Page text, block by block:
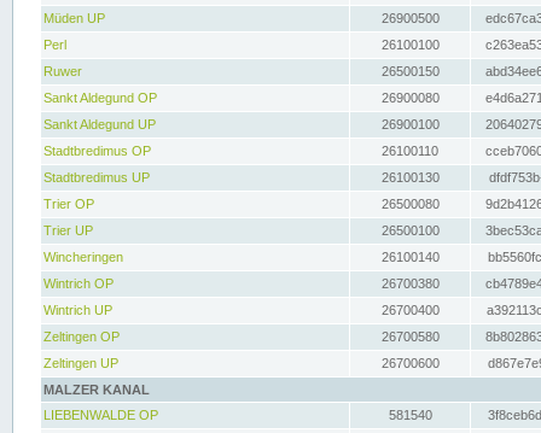
Müden UP
26900500
Perl
26100100
Ruwer
26500150
Sankt Aldegund OP
26900080
Sankt Aldegund UP
26900100
Stadtbredimus OP
26100110
Stadtbredimus UP
26100130
Trier OP
26500080
Trier UP
26500100
Wincheringen
26100140
Wintrich OP
26700380
Wintrich UP
26700400
Zeltingen OP
26700580
Zeltingen UP
26700600
MALZER KANAL
LIEBENWALDE OP
581540